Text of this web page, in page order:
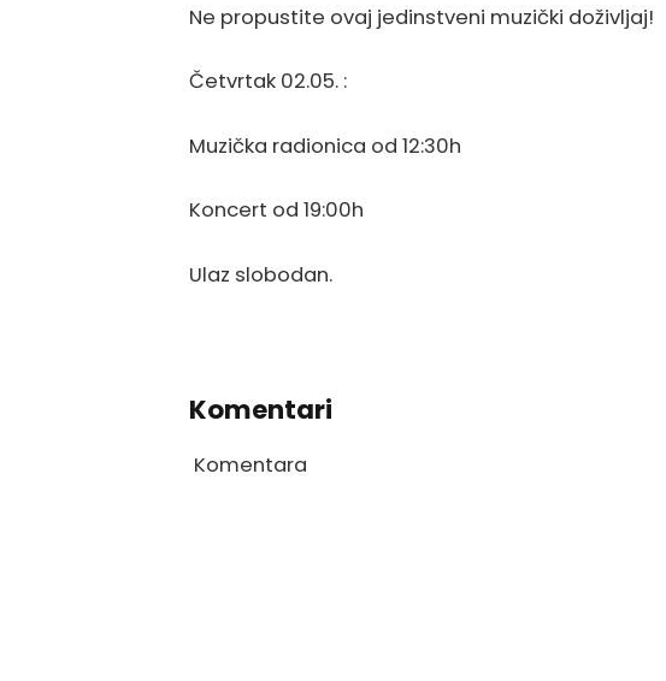
Ne propustite ovaj jedinstveni muzički doživljaj!
Četvrtak 02.05. :
Muzička radionica od 12:30h
Koncert od 19:00h
Ulaz slobodan.
Komentari
Komentara